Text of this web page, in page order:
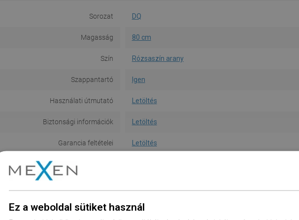
Sorozat DQ
Magasság 80 cm
Szín Rózsaszín arany
Szappantartó Igen
Használati útmutató Letöltés
Biztonsági információk Letöltés
Garancia feltételei Letöltés
Ez a weboldal sütiket használ